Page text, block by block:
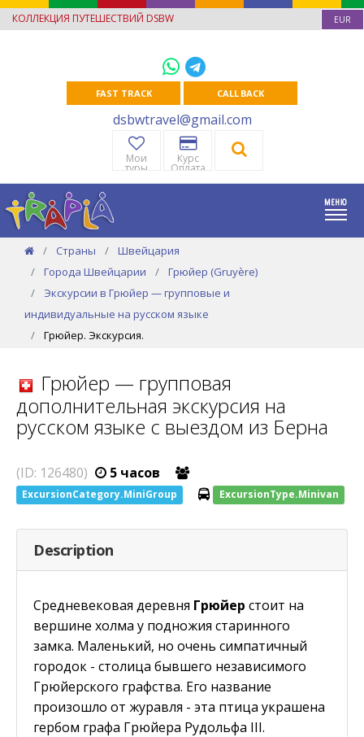
КОЛЛЕКЦИЯ ПУТЕШЕСТВИЙ DSBW EUR
FAST TRACK CALL BACK
dsbwtravel@gmail.com
Мои
туры
Курс
Оплата
Страны
Швейцария
Города Швейцарии
Грюйер (Gruyère)
Экскурсии в Грюйер — групповые и
индивидуальные на русском языке
Грюйер. Экскурсия.
Грюйер — групповая
дополнительная экскурсия на
русском языке с выездом из Берна
(ID: 126480) 5 часов
ExcursionCategory.MiniGroup ExcursionType.Minivan
Description
Средневековая деревня Грюйер стоит на
вершине холма у подножия старинного
замка. Маленький, но очень симпатичный
городок - столица бывшего независимого
Грюйерского графства. Его название
произошло от журавля - эта птица украшена
гербом графа Грюйера Рудольфа III.